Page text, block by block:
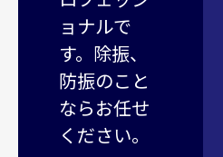
ョナルで
す。除振、
防振のこと
ならお任せ
ください。